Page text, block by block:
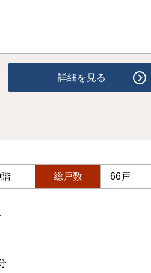
詳細を見る
総戸数 66戸